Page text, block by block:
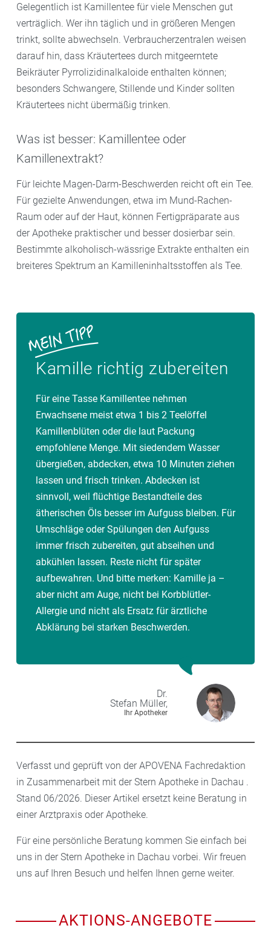
Gelegentlich ist Kamillentee für viele Menschen gut
verträglich. Wer ihn täglich und in größeren Mengen
trinkt, sollte abwechseln. Verbraucherzentralen weisen
darauf hin, dass Kräutertees durch mitgeerntete
Beikräuter Pyrrolizidinalkaloide enthalten können;
besonders Schwangere, Stillende und Kinder sollten
Kräutertees nicht übermäßig trinken.
Was ist besser: Kamillentee oder
Kamillenextrakt?
Für leichte Magen-Darm-Beschwerden reicht oft ein Tee.
Für gezielte Anwendungen, etwa im Mund-Rachen-
Raum oder auf der Haut, können Fertigpräparate aus
der Apotheke praktischer und besser dosierbar sein.
Bestimmte alkoholisch-wässrige Extrakte enthalten ein
breiteres Spektrum an Kamilleninhaltsstoffen als Tee.
Kamille richtig zubereiten
Für eine Tasse Kamillentee nehmen
Erwachsene meist etwa 1 bis 2 Teelöffel
Kamillenblüten oder die laut Packung
empfohlene Menge. Mit siedendem Wasser
übergießen, abdecken, etwa 10 Minuten ziehen
lassen und frisch trinken. Abdecken ist
sinnvoll, weil flüchtige Bestandteile des
ätherischen Öls besser im Aufguss bleiben. Für
Umschläge oder Spülungen den Aufguss
immer frisch zubereiten, gut abseihen und
abkühlen lassen. Reste nicht für später
aufbewahren. Und bitte merken: Kamille ja –
aber nicht am Auge, nicht bei Korbblütler-
Allergie und nicht als Ersatz für ärztliche
Abklärung bei starken Beschwerden.
Dr.
Stefan Müller,
Ihr Apotheker
Verfasst und geprüft von der APOVENA Fachredaktion
in Zusammenarbeit mit der Stern Apotheke in Dachau .
Stand 06/2026. Dieser Artikel ersetzt keine Beratung in
einer Arztpraxis oder Apotheke.
Für eine persönliche Beratung kommen Sie einfach bei
uns in der Stern Apotheke in Dachau vorbei. Wir freuen
uns auf Ihren Besuch und helfen Ihnen gerne weiter.
AKTIONS-ANGEBOTE